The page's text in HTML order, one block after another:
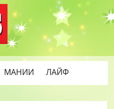
МАНИИ
ЛАЙФ